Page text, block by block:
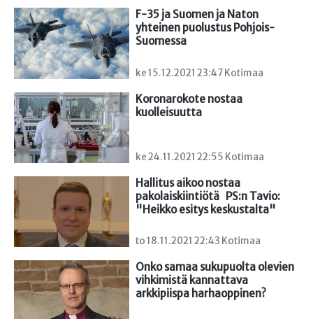
F-35 ja Suomen ja Naton
yhteinen puolustus Pohjois-
Suomessa
ke 15.12.2021 23:47 Kotimaa
Koronarokote nostaa
kuolleisuutta
ke 24.11.2021 22:55 Kotimaa
Hallitus aikoo nostaa
pakolaiskiintiötä   PS:n Tavio:
"Heikko esitys keskustalta"
to 18.11.2021 22:43 Kotimaa
Onko samaa sukupuolta olevien
vihkimistä kannattava
arkkipiispa harhaoppinen?